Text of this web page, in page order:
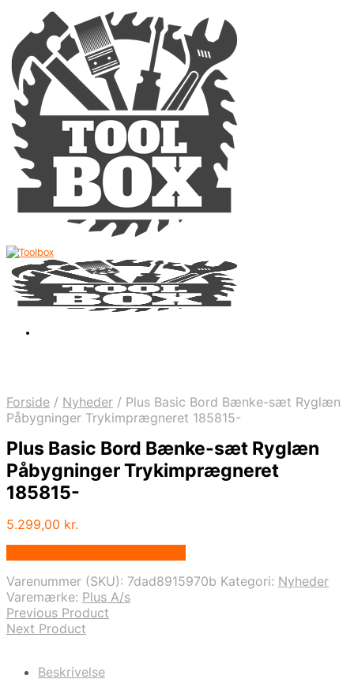
Forside / Nyheder / Plus Basic Bord Bænke-sæt Ryglæn
Påbygninger Trykimprægneret 185815-
Plus Basic Bord Bænke-sæt Ryglæn
Påbygninger Trykimprægneret
185815-
5.299,00 kr.
Varenummer (SKU): 7dad8915970b Kategori: Nyheder
Varemærke: Plus A/s
Previous Product
Next Product
Beskrivelse